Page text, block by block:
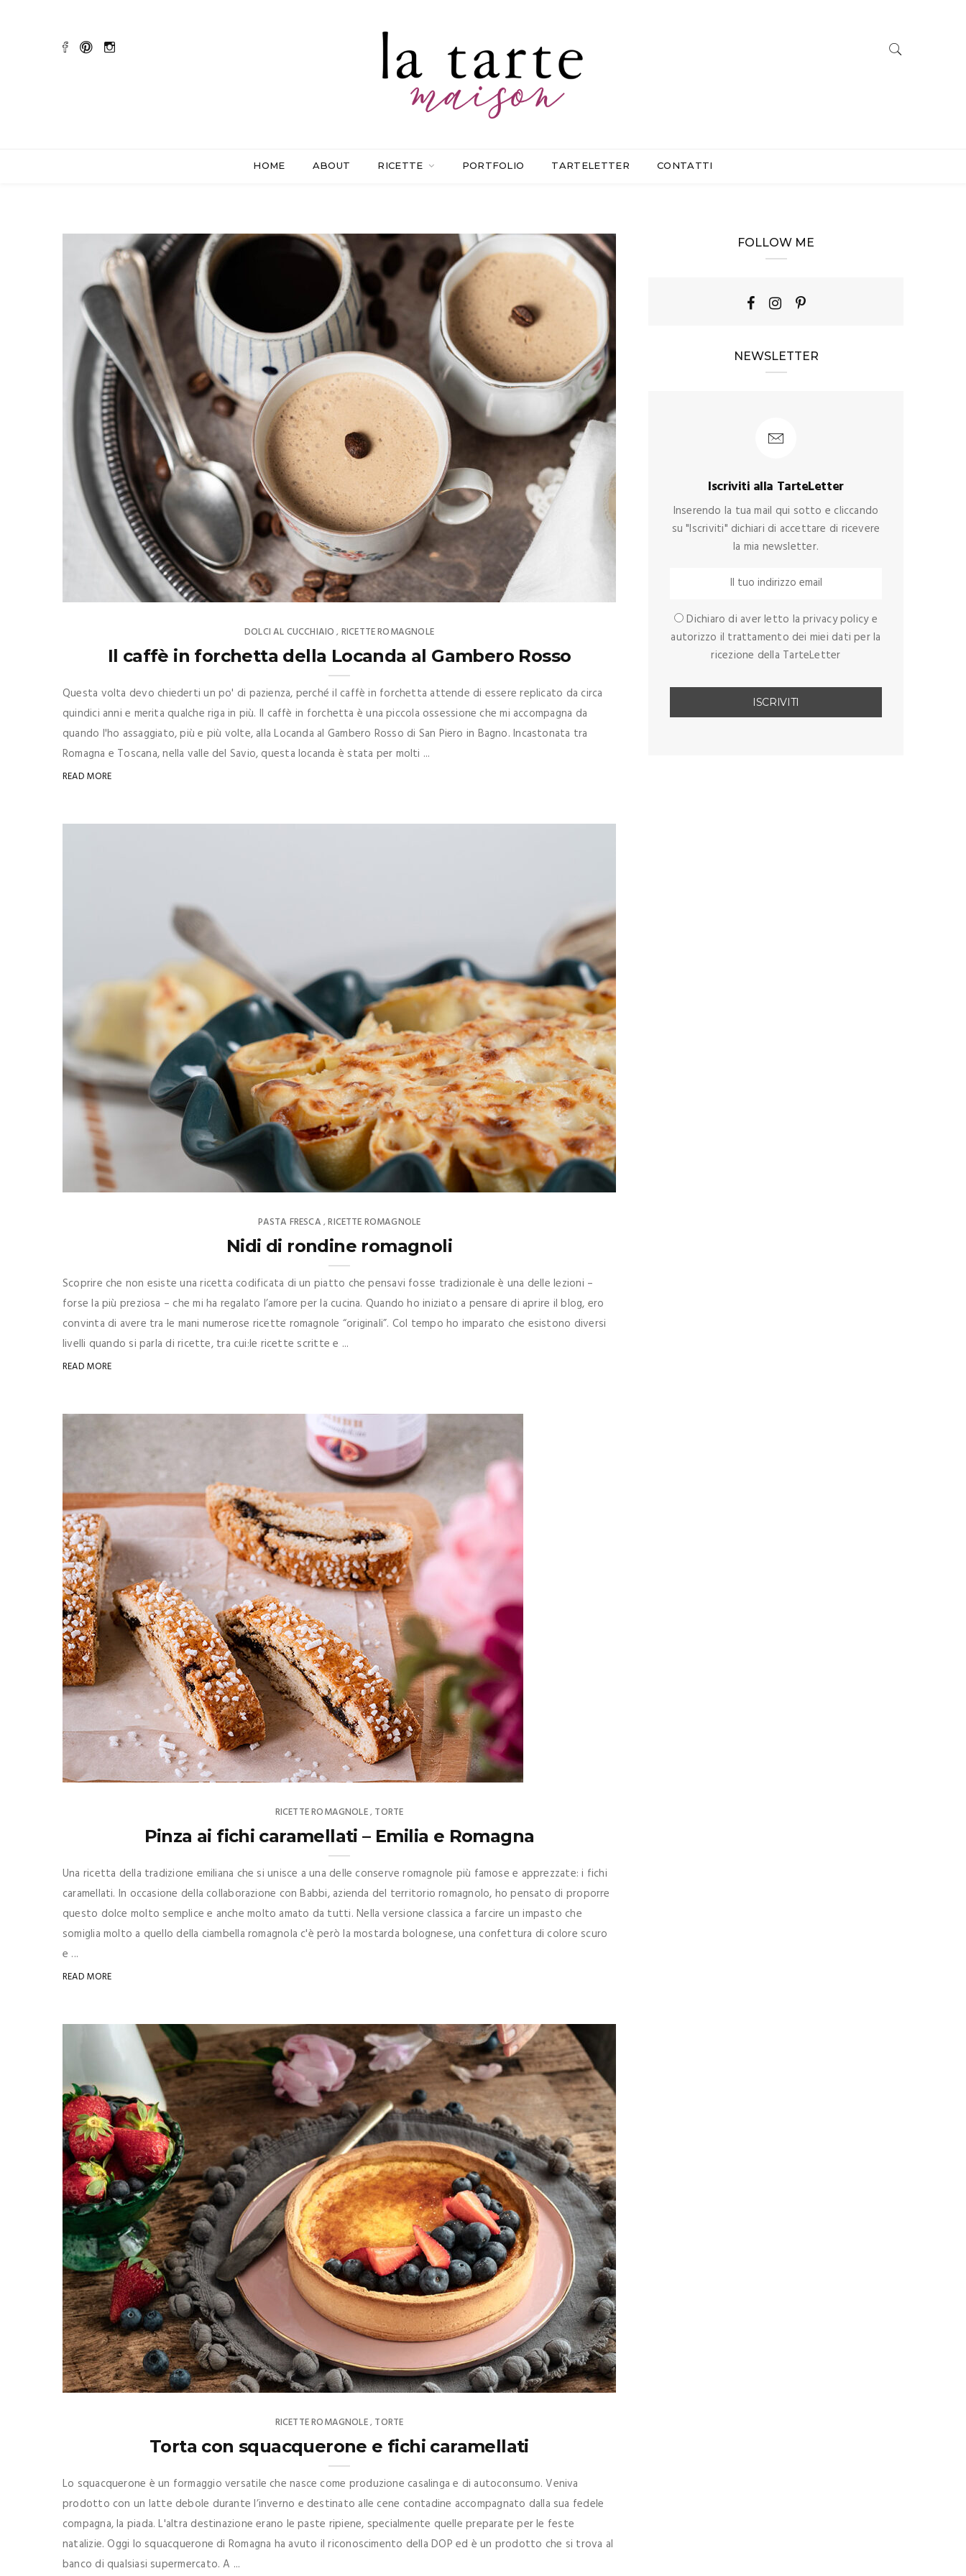
HOME ABOUT RICETTE PORTFOLIO TARTELETTER CONTATTI
DOLCI AL CUCCHIAIO , RICETTE ROMAGNOLE
Il caffè in forchetta della Locanda al Gambero Rosso
Questa volta devo chiederti un po' di pazienza, perché il caffè in forchetta attende di essere replicato da circa
quindici anni e merita qualche riga in più. Il caffè in forchetta è una piccola ossessione che mi accompagna da
quando l'ho assaggiato, più e più volte, alla Locanda al Gambero Rosso di San Piero in Bagno. Incastonata tra
Romagna e Toscana, nella valle del Savio, questa locanda è stata per molti ...
READ MORE
PASTA FRESCA ,RICETTE ROMAGNOLE
Nidi di rondine romagnoli
Scoprire che non esiste una ricetta codificata di un piatto che pensavi fosse tradizionale è una delle lezioni –
forse la più preziosa – che mi ha regalato l’amore per la cucina. Quando ho iniziato a pensare di aprire il blog, ero
convinta di avere tra le mani numerose ricette romagnole “originali”. Col tempo ho imparato che esistono diversi
livelli quando si parla di ricette, tra cui:le ricette scritte e ...
READ MORE
RICETTE ROMAGNOLE, TORTE
Pinza ai fichi caramellati – Emilia e Romagna
Una ricetta della tradizione emiliana che si unisce a una delle conserve romagnole più famose e apprezzate: i fichi
caramellati. In occasione della collaborazione con Babbi, azienda del territorio romagnolo, ho pensato di proporre
questo dolce molto semplice e anche molto amato da tutti. Nella versione classica a farcire un impasto che
somiglia molto a quello della ciambella romagnola c'è però la mostarda bolognese, una confettura di colore scuro
e ...
READ MORE
RICETTE ROMAGNOLE, TORTE
Torta con squacquerone e fichi caramellati
Lo squacquerone è un formaggio versatile che nasce come produzione casalinga e di autoconsumo. Veniva
prodotto con un latte debole durante l’inverno e destinato alle cene contadine accompagnato dalla sua fedele
compagna, la piada. L'altra destinazione erano le paste ripiene, specialmente quelle preparate per le feste
natalizie. Oggi lo squacquerone di Romagna ha avuto il riconoscimento della DOP ed è un prodotto che si trova al
banco di qualsiasi supermercato. A ...
FOLLOW ME
NEWSLETTER
Iscriviti alla TarteLetter
Inserendo la tua mail qui sotto e cliccando
su "Iscriviti" dichiari di accettare di ricevere
la mia newsletter.
Dichiaro di aver letto la privacy policy e
autorizzo il trattamento dei miei dati per la
ricezione della TarteLetter